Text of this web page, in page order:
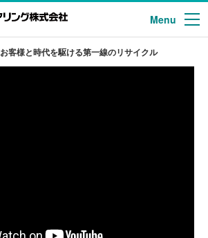
Menu
お客様と時代を駆ける第一線のリサイクル